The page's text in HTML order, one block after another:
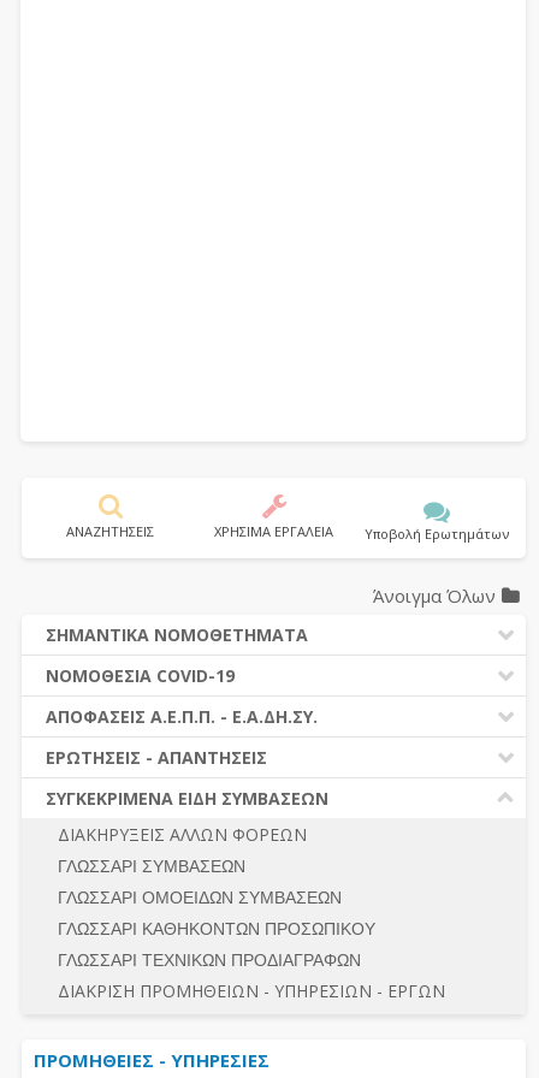
ΑΝΑΖΗΤΗΣΕΙΣ ΧΡΗΣΙΜΑ ΕΡΓΑΛΕΙΑ Υποβολή Ερωτημάτων
Άνοιγμα Όλων
ΣΗΜΑΝΤΙΚΑ ΝΟΜΟΘΕΤΗΜΑΤΑ
ΔΗΜΟΣΙΕΣ ΣΥΜΒΑΣΕΙΣ (Ν. 4412/2016)
ΔΗΜΟΤΙΚΟΣ ΚΩΔΙΚΑΣ (Ν.3463/2006)
ΚΑΛΛΙΚΡΑΤΗΣ (Ν.3852/2010)
ΝΟΜΟΘΕΣΙΑ - ΝΟΜΟΛΟΓΙΑ (ΣΥΝΟΛΟ)
ΝΟΜΟΘΕΣΙΑ COVID-19
ΝΟΜΟΘΕΣΙΑ - ΝΟΜΟΛΟΓΙΑ COVID -19
ΕΡΩΤΗΣΕΙΣ - ΑΠΑΝΤΗΣΕΙΣ
ΑΠΟΦΑΣΕΙΣ Α.Ε.Π.Π. - Ε.Α.ΔΗ.ΣΥ.
ΠΡΟΔΙΚΑΣΤΙΚΗ ΠΡΟΣΦΥΓΗ
ΓΕΝΙΚΟΙ ΚΑΝΟΝΕΣ
ΔΙΚΑΙΟΥΜΕΝΟΙ ΣΥΜΜΕΤΟΧΗΣ
ΠΡΟΣΦΟΡΕΣ – ΔΙΚΑΙΟΛΟΓΗΤΙΚΑ ΣΥΜΜΕΤΟΧΗΣ
ΔΙΕΞΑΓΩΓΗ ΔΙΑΔΙΚΑΣΙΑΣ
ΕΣΗΔΗΣ – ΚΗΜΔΗΣ
ΠΕΡΙΛΗΨΕΙΣ ΑΠΟΦΑΣΕΩΝ Α.Ε.Π.Π. - Ε.Α.ΔΗ.ΣΥ.
ΣΥΝΟΛΟ
ΕΡΩΤΗΣΕΙΣ - ΑΠΑΝΤΗΣΕΙΣ
Ν. 4782/2021 - ΤΡΟΠΟΠΟΙΗΣΗ 4412/2016
ΔΙΕΞΑΓΩΓΗ ΔΙΑΔΙΚΑΣΙΑΣ
ΔΙΑΔΙΚΑΣΙΕΣ ΑΝΑΘΕΣΗΣ
ΓΕΝΙΚΟΙ ΚΑΝΟΝΕΣ
ΠΡΟΕΤΟΙΜΑΣΙΑ - ΔΗΜΟΣΙΟΤΗΤΑ
ΛΟΓΟΙ ΑΠΟΚΛΕΙΣΜΟΥ-ΔΙΚΑΙΟΥΜΕΝΟΙ ΣΥΜΜΕΤΟΧΗΣ
ΠΡΟΣΦΟΡΕΣ - ΔΙΚΑΙΟΛΟΓΗΤΙΚΑ ΣΥΜΜΕΤΟΧΗΣ
ΣΥΓΚΕΚΡΙΜΕΝΑ ΕΙΔΗ ΣΥΜΒΑΣΕΩΝ
ΔΙΑΚΗΡΥΞΕΙΣ ΑΛΛΩΝ ΦΟΡΕΩΝ
ΓΛΩΣΣΑΡΙ ΣΥΜΒΑΣΕΩΝ
ΓΛΩΣΣΑΡΙ ΟΜΟΕΙΔΩΝ ΣΥΜΒΑΣΕΩΝ
ΓΛΩΣΣΑΡΙ ΚΑΘΗΚΟΝΤΩΝ ΠΡΟΣΩΠΙΚΟΥ
ΓΛΩΣΣΑΡΙ ΤΕΧΝΙΚΩΝ ΠΡΟΔΙΑΓΡΑΦΩΝ
ΔΙΑΚΡΙΣΗ ΠΡΟΜΗΘΕΙΩΝ - ΥΠΗΡΕΣΙΩΝ - ΕΡΓΩΝ
ΠΡΟΜΗΘΕΙΕΣ - ΥΠΗΡΕΣΙΕΣ